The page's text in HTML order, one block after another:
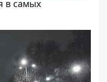
в самых